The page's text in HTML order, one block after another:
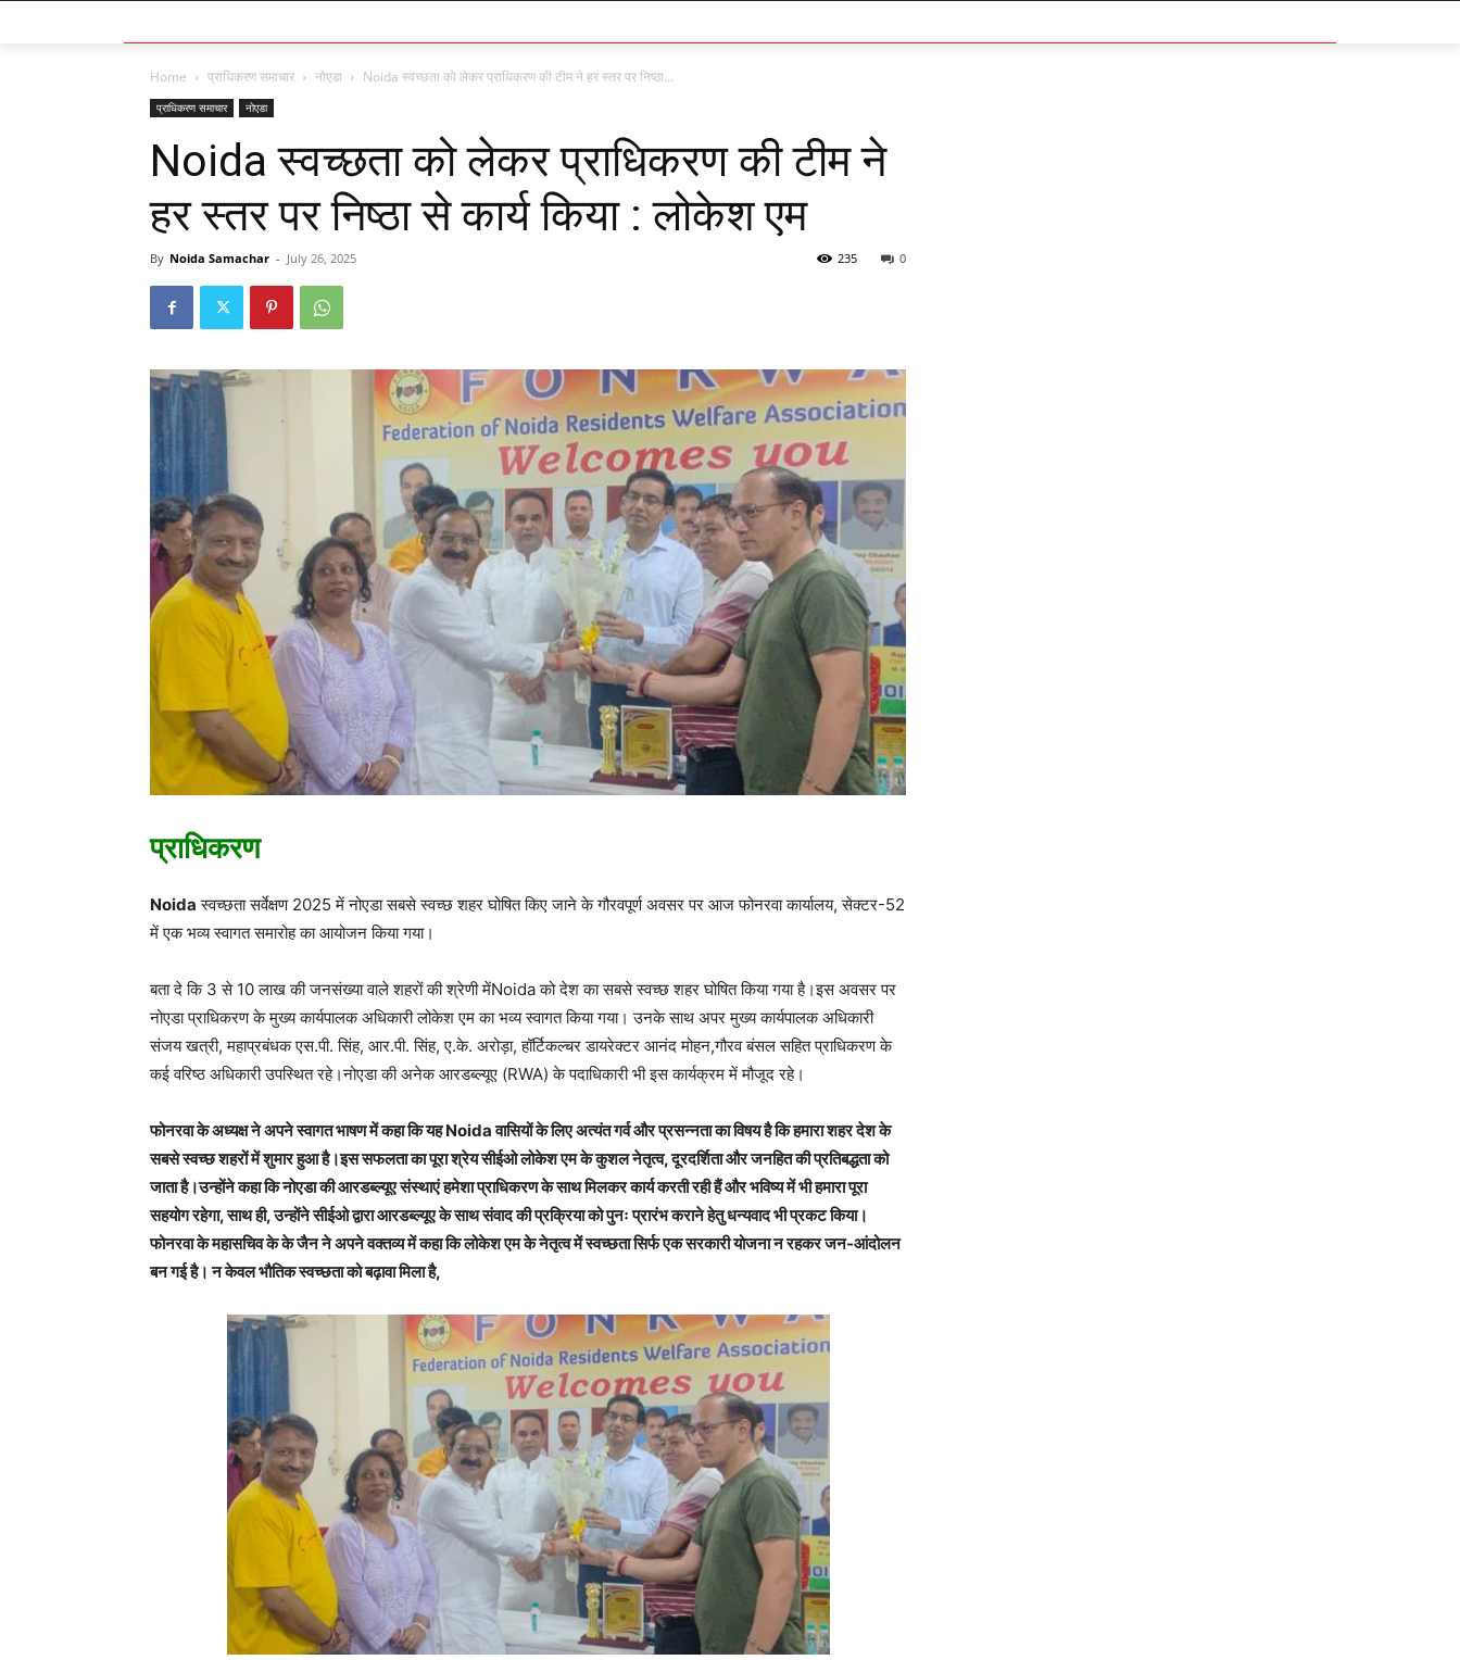
Home प्राधिकरण समाचार नोएडा Noida स्वच्छता को लेकर प्राधिकरण की टीम ने हर स्तर पर निष्ठा...
प्राधिकरण समाचार नोएडा
Noida स्वच्छता को लेकर प्राधिकरण की टीम ने
हर स्तर पर निष्ठा से कार्य किया : लोकेश एम
By Noida Samachar - July 26, 2025 0
235
प्राधिकरण
Noida स्वच्छता सर्वेक्षण 2025 में नोएडा सबसे स्वच्छ शहर घोषित किए जाने के गौरवपूर्ण अवसर पर आज फोनरवा कार्यालय, सेक्टर-52
में एक भव्य स्वागत समारोह का आयोजन किया गया।
बता दे कि 3 से 10 लाख की जनसंख्या वाले शहरों की श्रेणी मेंNoida को देश का सबसे स्वच्छ शहर घोषित किया गया है।इस अवसर पर
नोएडा प्राधिकरण के मुख्य कार्यपालक अधिकारी लोकेश एम का भव्य स्वागत किया गया। उनके साथ अपर मुख्य कार्यपालक अधिकारी
संजय खत्री, महाप्रबंधक एस.पी. सिंह, आर.पी. सिंह, ए.के. अरोड़ा, हॉर्टिकल्चर डायरेक्टर आनंद मोहन,गौरव बंसल सहित प्राधिकरण के
कई वरिष्ठ अधिकारी उपस्थित रहे।नोएडा की अनेक आरडब्ल्यूए (RWA) के पदाधिकारी भी इस कार्यक्रम में मौजूद रहे।
फोनरवा के अध्यक्ष ने अपने स्वागत भाषण में कहा कि यह Noida वासियों के लिए अत्यंत गर्व और प्रसन्नता का विषय है कि हमारा शहर देश के
सबसे स्वच्छ शहरों में शुमार हुआ है।इस सफलता का पूरा श्रेय सीईओ लोकेश एम के कुशल नेतृत्व, दूरदर्शिता और जनहित की प्रतिबद्धता को
जाता है।उन्होंने कहा कि नोएडा की आरडब्ल्यूए संस्थाएं हमेशा प्राधिकरण के साथ मिलकर कार्य करती रही हैं और भविष्य में भी हमारा पूरा
सहयोग रहेगा, साथ ही, उन्होंने सीईओ द्वारा आरडब्ल्यूए के साथ संवाद की प्रक्रिया को पुनः प्रारंभ कराने हेतु धन्यवाद भी प्रकट किया।
फोनरवा के महासचिव के के जैन ने अपने वक्तव्य में कहा कि लोकेश एम के नेतृत्व में स्वच्छता सिर्फ एक सरकारी योजना न रहकर जन-आंदोलन
बन गई है। न केवल भौतिक स्वच्छता को बढ़ावा मिला है,